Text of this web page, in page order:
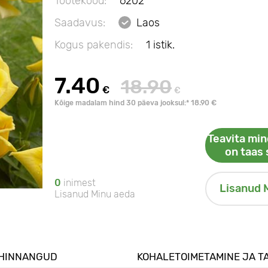
Saadavus:
Laos
Kogus pakendis:
1 istik.
7.40 € 18.90 €
Kõige madalam hind 30 päeva jooksul:* 18.90 €
Teavita
on taas
0 inimest
Lisanud Minu aeda
Lisanud
KOHALETOIMETAMINE JA